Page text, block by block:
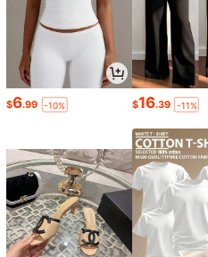
$6.99 -10% $16.39 -11%